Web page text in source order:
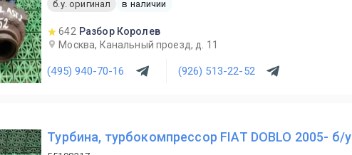
б.у. оригинал
в наличии
642 Разбор Королев
Москва, Канальный проезд, д. 11
(495) 940-70-16 (926) 513-22-52
Турбина, турбокомпрессор FIAT DOBLO 2005- б/у